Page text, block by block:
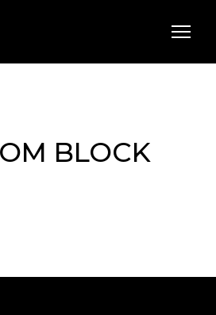
BLOCK